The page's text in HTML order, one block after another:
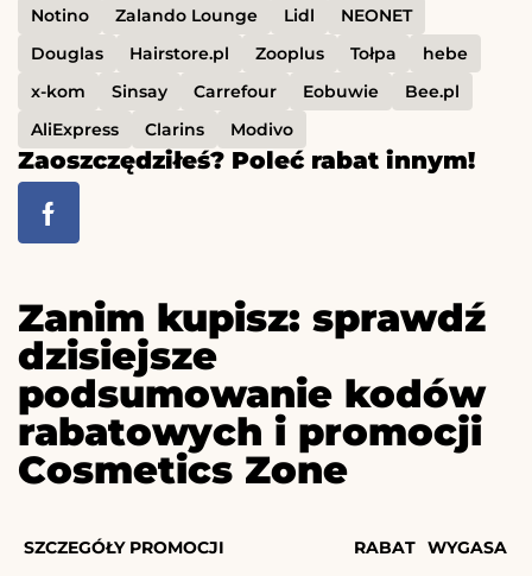
Notino
Zalando Lounge Lidl
NEONET
Douglas
Hairstore.pl Zooplus Tołpa
hebe
x-kom
Sinsay Carrefour Eobuwie
Bee.pl
AliExpress
Clarins Modivo
Zaoszczędziłeś? Poleć rabat innym!
Zanim kupisz: sprawdź
dzisiejsze
podsumowanie kodów
rabatowych i promocji
Cosmetics Zone
SZCZEGÓŁY PROMOCJI RABAT WYGASA